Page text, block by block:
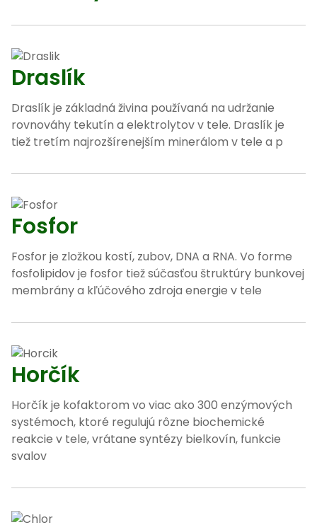
Draslík
Draslík je základná živina používaná na udržanie
rovnováhy tekutín a elektrolytov v tele. Draslík je
tiež tretím najrozšírenejším minerálom v tele a p
Fosfor
Fosfor je zložkou kostí, zubov, DNA a RNA. Vo forme
fosfolipidov je fosfor tiež súčasťou štruktúry bunkovej
membrány a kľúčového zdroja energie v tele
Horčík
Horčík je kofaktorom vo viac ako 300 enzýmových
systémoch, ktoré regulujú rôzne biochemické
reakcie v tele, vrátane syntézy bielkovín, funkcie
svalov